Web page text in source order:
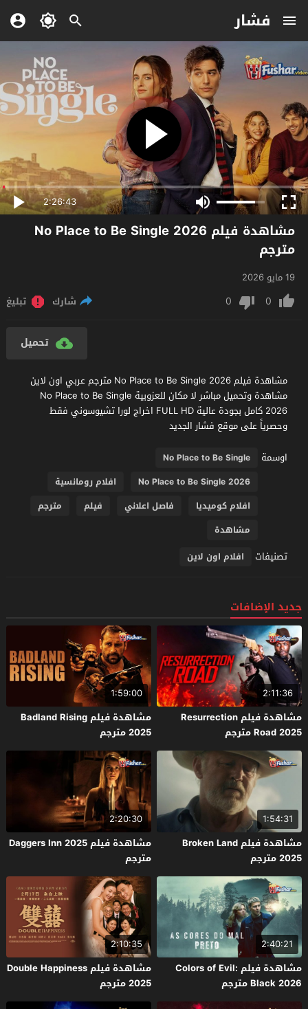
فشار
2:26:43
مشاهدة فيلم No Place to Be Single 2026
مترجم
19 مايو 2026
0
0 شارك تبليغ
تحميل
مشاهدة فيلم No Place to Be Single 2026 مترجم عربي اون لاين
مشاهدة وتحميل مباشر لا مكان للعزوبية No Place to Be Single
2026 كامل بجودة عالية FULL HD اخراج لورا تشيوسوني فقط
وحصرياً على موقع فشار الجديد
اوسمة
No Place to Be Single
No Place to Be Single 2026
افلام رومانسية
افلام كوميديا
فاصل اعلاني فيلم
مترجم
مشاهدة
تصنيفات افلام اون لاين
جديد الإضافات
2:11:36
مشاهدة فيلم Resurrection
Road 2025 مترجم
1:59:00
مشاهدة فيلم Badland Rising
2025 مترجم
1:54:31
مشاهدة فيلم Broken Land
2025 مترجم
2:20:30
مشاهدة فيلم Daggers Inn 2025
مترجم
2:40:21
مشاهدة فيلم Colors of Evil:
Black 2026 مترجم
2:10:35
مشاهدة فيلم Double Happiness
2025 مترجم